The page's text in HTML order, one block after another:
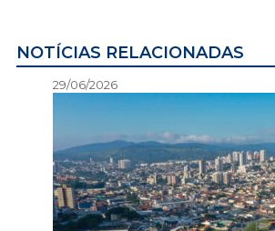
NOTÍCIAS RELACIONADAS
29/06/2026